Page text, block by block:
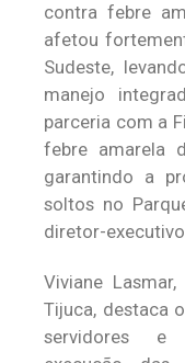
contra febre
afetou
Sudeste,
manejo
parceria com a
febre amarela
garantindo a
soltos no
diretor-
Viviane
Tijuca, destaca
servidores e